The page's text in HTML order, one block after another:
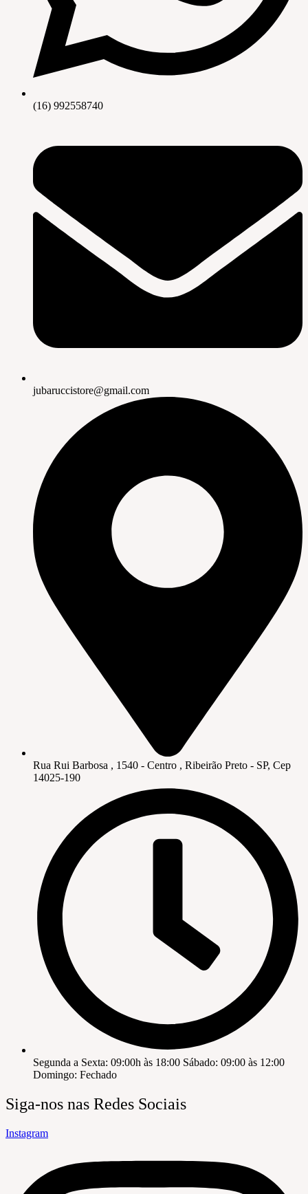
(16) 992558740
jubaruccistore@gmail.com
Rua Rui Barbosa , 1540 - Centro , Ribeirão Preto - SP, Cep
14025-190
Segunda a Sexta: 09:00h às 18:00 Sábado: 09:00 às 12:00
Domingo: Fechado
Siga-nos nas Redes Sociais
Instagram